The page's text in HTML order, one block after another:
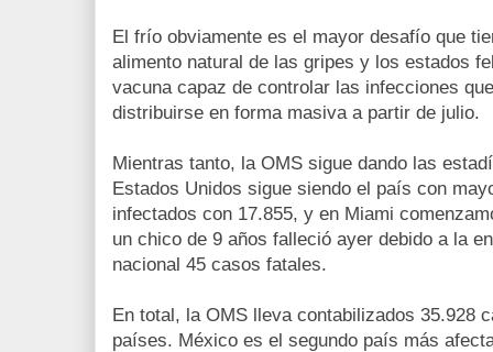
El frío obviamente es el mayor desafío que
alimento natural de las gripes y los estados
vacuna capaz de controlar las infecciones
distribuirse en forma masiva a partir de julio.
Mientras tanto, la OMS sigue dando las
Estados Unidos sigue siendo el país con
infectados con 17.855, y en Miami
un chico de 9 años falleció ayer debido a la
nacional 45 casos fatales.
En total, la OMS lleva contabilizados 35.928
países. México es el segundo país más